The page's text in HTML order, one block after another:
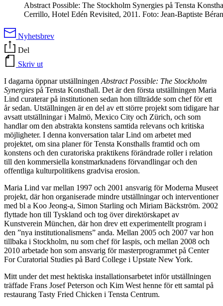
Abstract Possible: The Stockholm Synergies på Tensta
Cerrillo, Hotel Edén Revisited, 2011. Foto: Jean-Baptiste
Nyhetsbrev
Del
Skriv ut
I dagarna öppnar utställningen Abstract Possible: The Stockholm
Synergies på Tensta Konsthall. Det är den första utställningen Maria
Lind curaterar på institutionen sedan hon tillträdde som chef för ett
år sedan. Utställningen är en del av ett större projekt som tidigare har
avsatt utställningar i Malmö, Mexico City och Zürich, och som
handlar om den abstrakta konstens samtida relevans och kritiska
möjligheter. I denna konversation talar Lind om arbetet med
projektet, om sina planer för Tensta Konsthalls framtid och om
konstens och den curatoriska praktikens förändrade roller i relation
till den kommersiella konstmarknadens förvandlingar och den
offentliga kulturpolitikens gradvisa erosion.
Maria Lind var mellan 1997 och 2001 ansvarig för Moderna Museet
projekt, där hon organiserade mindre utställningar och interventioner
med bl a Koo Jeong-a, Simon Starling och Miriam Bäckström. 2002
flyttade hon till Tyskland och tog över direktörskapet av
Kunstverein München, där hon drev ett experimentellt program i
den ”nya institutionalismens” anda. Mellan 2005 och 2007 var hon
tillbaka i Stockholm, nu som chef för Iaspis, och mellan 2008 och
2010 arbetade hon som ansvarig för masterprogrammet på Center
For Curatorial Studies på Bard College i Upstate New York.
Mitt under det mest hektiska installationsarbetet inför utställningen
träffade Frans Josef Peterson och Kim West henne för ett samtal på
restaurang Tasty Fried Chicken i Tensta Centrum.